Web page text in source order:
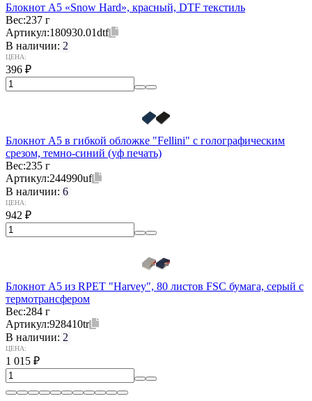
Блокнот А5 «Snow Hard», красный, DTF текстиль
Вес:237 г
Артикул:180930.01dtf
В наличии: 2
ЦЕНА:
396 ₽
Блокнот А5 в гибкой обложке "Fellini" с голографическим
срезом, темно-синий (уф печать)
Вес:235 г
Артикул:244990uf
В наличии: 6
ЦЕНА:
942 ₽
Блокнот А5 из RPET "Harvey", 80 листов FSC бумага, серый с
термотрансфером
Вес:284 г
Артикул:928410tr
В наличии: 2
ЦЕНА:
1 015 ₽